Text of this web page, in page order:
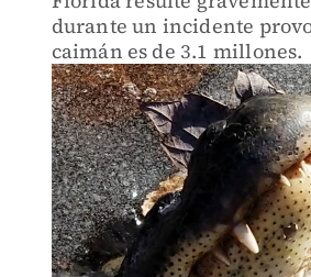
durante un incidente
caimán es de 3.1 millones.